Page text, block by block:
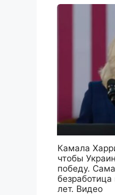
Камала
чтобы
победу.
лет. Видео